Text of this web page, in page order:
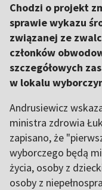
Chodzi o projekt
sprawie wykazu
związanej ze
członków
szczegółowych
w lokalu
Andrusiewicz
ministra zdrowia
zapisano, że
wyborczego będą
życia, osoby z
osoby z